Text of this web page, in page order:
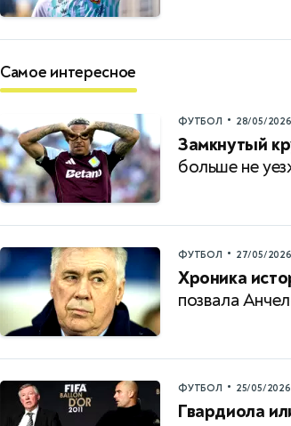
Самое интересное
ФУТБОЛ • 28/05/2026
Замкнутый
больше не
ФУТБОЛ • 27/05/2026
Хроника
позвала
ФУТБОЛ • 25/05/2026
Гвардиола